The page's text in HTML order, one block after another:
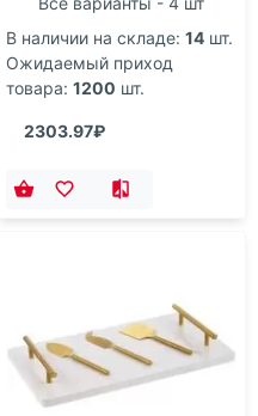
В наличии на складе: 14 шт.
Ожидаемый приход
товара: 1200 шт.
2303.97₽